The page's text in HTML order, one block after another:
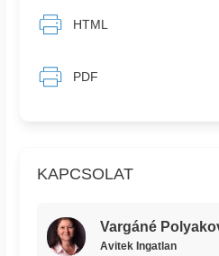
KAPCSOLAT
Vargáné
Avitek Ingatlan
HTML
PDF